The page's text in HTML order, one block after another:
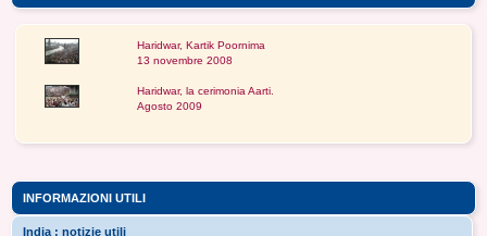
Haridwar, Kartik Poornima
13 novembre 2008
Haridwar, la cerimonia Aarti.
Agosto 2009
INFORMAZIONI UTILI
India : notizie utili